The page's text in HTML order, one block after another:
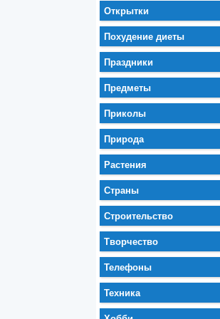
Открытки
Похудение диеты
Праздники
Предметы
Приколы
Природа
Растения
Страны
Строительство
Творчество
Телефоны
Техника